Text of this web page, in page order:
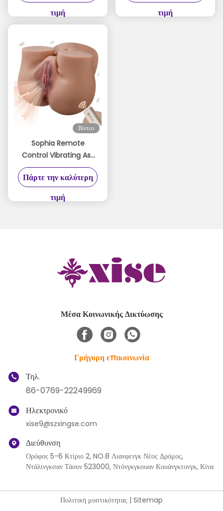
τιμή
τιμή
Βίντεο
Sophia Remote
Control Vibrating Ass
Masturbator 24lb Soft
Material Big Butt
Automatic
Πάρτε την καλύτερη
τιμή
Μέσα Κοινωνικής Δικτύωσης
Γρήγορη επικοινωνία
Τηλ.
86-0769-22249969
Ηλεκτρονικό
xise9@szxingse.com
Διεύθυνση
Ορόφος 5-6 Κτίριο 2, NO.8 Λιανφενγκ Νέος Δρόμος,
Ντάλινγκσαν Τάουν 523000, Ντόνγκγκουαν Κουάνγκτονγκ, Κίνα
Πολιτική μυστικότητας | Sitemap